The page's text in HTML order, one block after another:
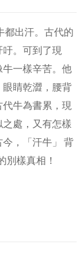
都出汗。古代的
。可到了現
一樣辛苦。他
睛乾澀，腰背
牛為書累，現
處，又有怎樣
，「汗牛」 背
別樣真相！